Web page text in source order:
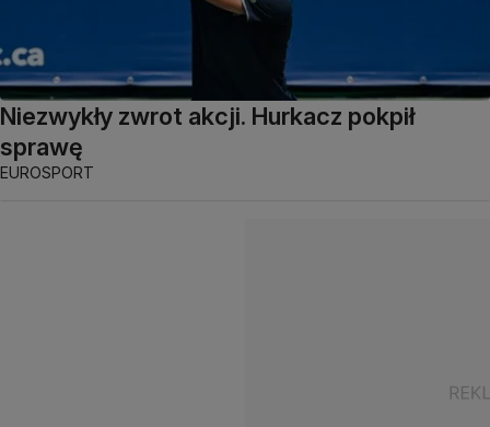
Niezwykły zwrot akcji. Hurkacz pokpił
sprawę
EUROSPORT